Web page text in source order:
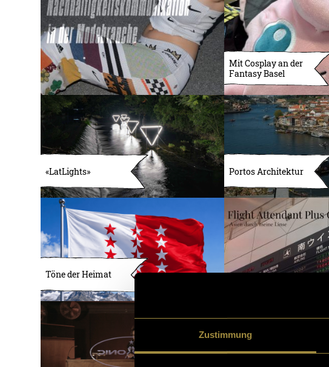
Zustimmung
Mit Cosplay an der
Fantasy Basel
«LatLights» Portos Architektur
Töne der Heimat